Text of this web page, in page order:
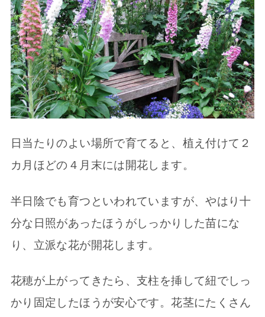
日当たりのよい場所で育てると、植え付けて２
カ月ほどの４月末には開花します。
半日陰でも育つといわれていますが、やはり十
分な日照があったほうがしっかりした苗にな
り、立派な花が開花します。
花穂が上がってきたら、支柱を挿して紐でしっ
かり固定したほうが安心です。花茎にたくさん